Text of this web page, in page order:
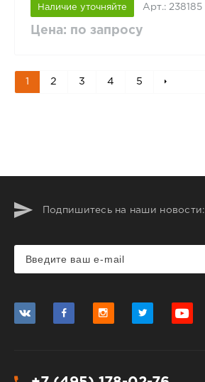
Наличие уточняйте Арт.: 238185
Цена: по запросу
1 2 3 4 5
Подпишитесь на наши новости: